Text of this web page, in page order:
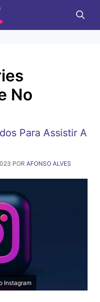
No
Para Assistir A
POR AFONSO ALVES
Instagram